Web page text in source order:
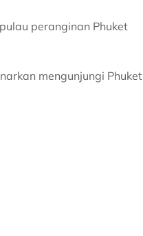
peranginan Phuket
mengunjungi Phuket